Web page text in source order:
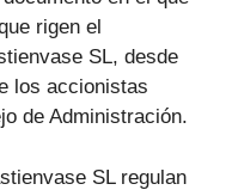
rigen el
SL, desde
los accionistas
de Administración.
SL regulan